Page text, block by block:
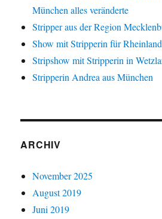
München alles veränderte
Stripper aus der Region
Show mit Stripperin für
Stripshow mit Stripperin in
Stripperin Andrea aus München
ARCHIV
November 2025
August 2019
Juni 2019